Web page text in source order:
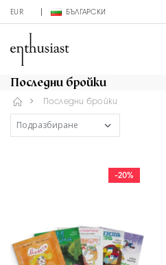
EUR БЪЛГАРСКИ
Последни бройки
Последни бройки
-20%